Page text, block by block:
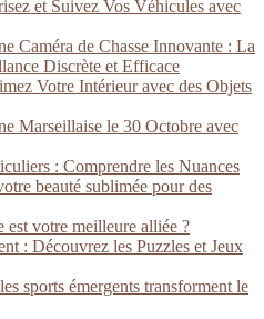
et Suivez Vos Véhicules avec
Caméra de Chasse Innovante : La
Discrète et Efficace
Votre Intérieur avec des Objets
Marseillaise le 30 Octobre avec
: Comprendre les Nuances
beauté sublimée pour des
votre meilleure alliée ?
: Découvrez les Puzzles et Jeux
sports émergents transforment le